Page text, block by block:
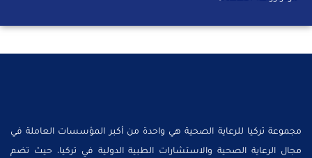
مجموعة تركيا للرعاية الصحية هي واحدة من أكبر المؤسسات العاملة في
مجال الرعاية الصحية والاستشارات الطبية الدولية في تركيا، حيث تضم